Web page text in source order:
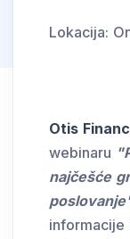
Lokacija:
Otis
webinaru
najčešće
informacije